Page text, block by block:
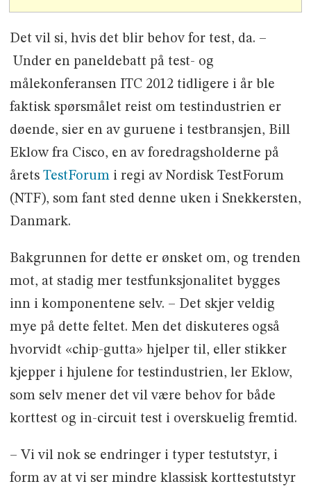
Det vil si, hvis det blir behov for test, da. –
Under en paneldebatt på test- og
målekonferansen ITC 2012 tidligere i år ble
faktisk spørsmålet reist om testindustrien er
døende, sier en av guruene i testbransjen, Bill
Eklow fra Cisco, en av foredragsholderne på
årets TestForumi regi av Nordisk TestForum
(NTF), som fant sted denne uken i Snekkersten,
Danmark.
Bakgrunnen for dette er ønsket om, og trenden
mot, at stadig mer testfunksjonalitet bygges
inn i komponentene selv. – Det skjer veldig
mye på dette feltet. Men det diskuteres også
hvorvidt «chip-gutta» hjelper til, eller stikker
kjepper i hjulene for testindustrien, ler Eklow,
som selv mener det vil være behov for både
korttest og in-circuit test i overskuelig fremtid.
– Vi vil nok se endringer i typer testutstyr, i
form av at vi ser mindre klassisk korttestutstyr